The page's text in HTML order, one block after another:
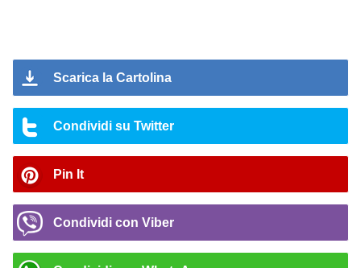
Scarica la Cartolina
Condividi su Twitter
Pin It
Condividi con Viber